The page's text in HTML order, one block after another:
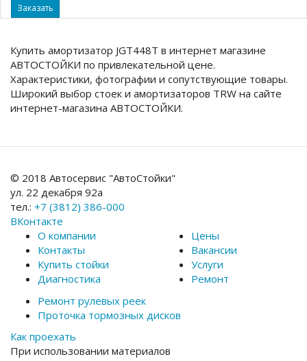
Заказать
Купить амортизатор JGT448T в интернет магазине
АВТОСТОЙКИ по привлекательной цене.
Характеристики, фотографии и сопутствующие товары.
Широкий выбор стоек и амортизаторов TRW на сайте
интернет-магазина АВТОСТОЙКИ.
© 2018 Автосервис "АвтоСтойки"
ул. 22 декабря 92а
тел.: +7 (3812) 386-000
ВКонтакте
О компании
Контакты
Купить стойки
Диагностика
Цены
Вакансии
Услуги
Ремонт
Ремонт рулевых реек
Проточка тормозных дисков
Как проехать
При использовании материалов